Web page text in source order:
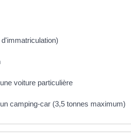
voiture particulière
camping-car (3,5 tonnes maximum)